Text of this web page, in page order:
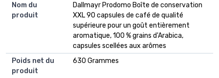
Nom du
produit
‎Dallmayr Prodomo Boîte de conservation
XXL 90 capsules de café de qualité
supérieure pour un goût entièrement
aromatique, 100 % grains d'Arabica,
capsules scellées aux arômes
Poids net du
produit
‎630 Grammes